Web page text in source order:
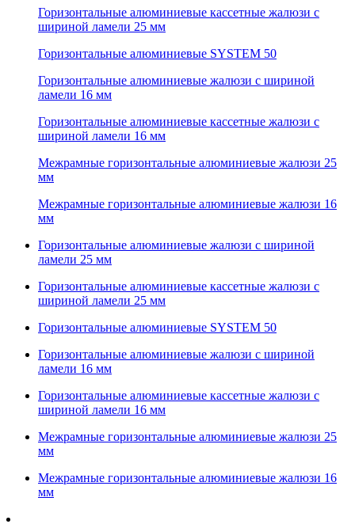
Горизонтальные алюминиевые кассетные жалюзи с
шириной ламели 25 мм
Горизонтальные алюминиевые SYSTEM 50
Горизонтальные алюминиевые жалюзи с шириной
ламели 16 мм
Горизонтальные алюминиевые кассетные жалюзи с
шириной ламели 16 мм
Межрамные горизонтальные алюминиевые жалюзи 25
мм
Межрамные горизонтальные алюминиевые жалюзи 16
мм
Горизонтальные алюминиевые жалюзи с шириной
ламели 25 мм
Горизонтальные алюминиевые кассетные жалюзи с
шириной ламели 25 мм
Горизонтальные алюминиевые SYSTEM 50
Горизонтальные алюминиевые жалюзи с шириной
ламели 16 мм
Горизонтальные алюминиевые кассетные жалюзи с
шириной ламели 16 мм
Межрамные горизонтальные алюминиевые жалюзи 25
мм
Межрамные горизонтальные алюминиевые жалюзи 16
мм